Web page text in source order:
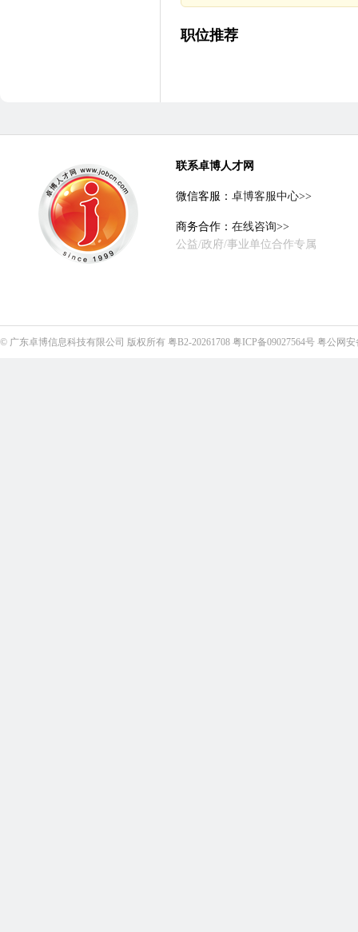
职位推荐
联系卓博人才网
微信客服： 卓博客服中心>>
商务合作： 在线咨询>>
公益/政府/事业单位合作专属
© 广东卓博信息科技有限公司 版权所有 粤B2-20261708 粤ICP备09027564号 粤公网安